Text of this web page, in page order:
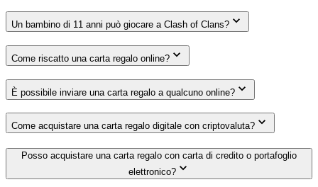
Un bambino di 11 anni può giocare a Clash of Clans?
Come riscatto una carta regalo online?
È possibile inviare una carta regalo a qualcuno online?
Come acquistare una carta regalo digitale con criptovaluta?
Posso acquistare una carta regalo con carta di credito o portafoglio
elettronico?